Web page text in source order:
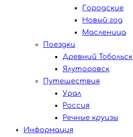
Городские
Новый год
Масленица
Поездки
Древний Тобольск
Ялуторовск
Путешествия
Урал
Россия
Речные круизы
Информация